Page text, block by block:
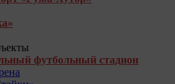
футбольный стадион